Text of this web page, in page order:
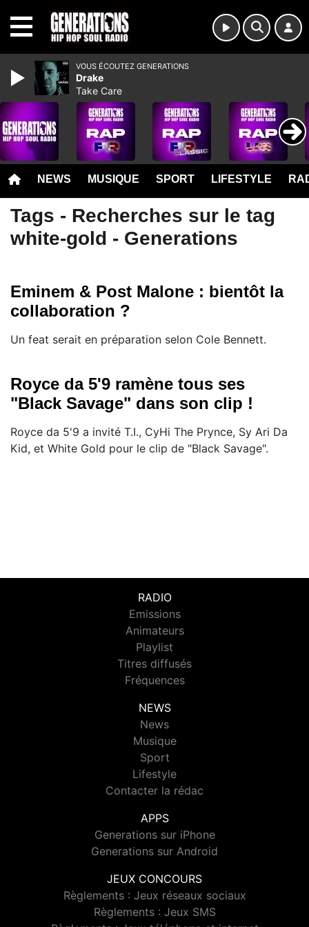
NEWS MUSIQUE SPORT LIFESTYLE
Tags - Recherches sur le tag
white-gold - Generations
Eminem & Post Malone : bientôt la
collaboration ?
Un feat serait en préparation selon Cole Bennett.
Royce da 5'9 ramène tous ses
"Black Savage" dans son clip !
Royce da 5'9 a invité T.I., CyHi The Prynce, Sy Ari Da
Kid, et White Gold pour le clip de "Black Savage".
RADIO
Emissions
Animateurs
Playlist
Titres diffusés
Fréquences
NEWS
News
Musique
Sport
Lifestyle
Contacter la rédac
APPS
Generations sur iPhone
Generations sur Android
JEUX CONCOURS
Règlements : Jeux réseaux sociaux
Règlements : Jeux SMS
VOUS ÉCOUTEZ GENERATIONS
Drake
Take Care